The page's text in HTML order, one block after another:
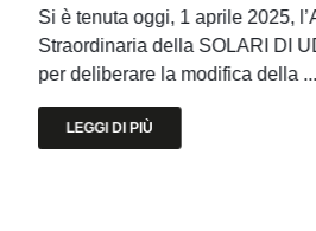
Si è tenuta oggi, 1 aprile 2025,
Straordinaria della SOLARI DI
per deliberare la modifica della ...
LEGGI DI PIÙ